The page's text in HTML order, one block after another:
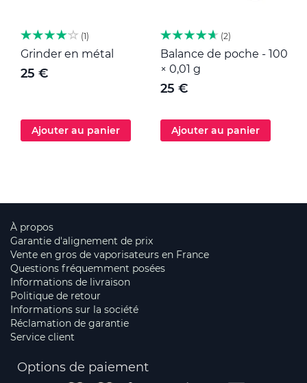
1
Grinder en métal
25 €
Ajouter au panier
2
Balance de poche - 100
× 0,01 g
25 €
Ajouter au panier
À propos
Garantie d'alignement de prix
Vente en gros de vaporisateurs en France
Questions fréquemment posées
Informations de livraison
Politique de retour
Informations sur la société
Réclamation de garantie
Service client
Options de paiement